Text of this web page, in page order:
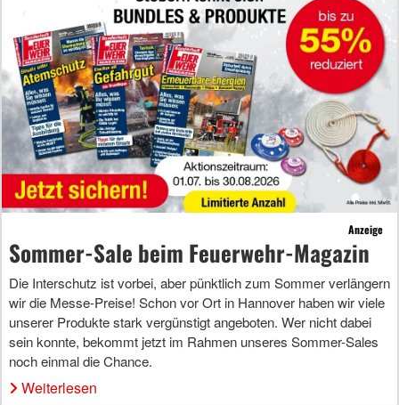
Anzeige
Sommer-Sale beim Feuerwehr-Magazin
Die Interschutz ist vorbei, aber pünktlich zum Sommer verlängern
wir die Messe-Preise! Schon vor Ort in Hannover haben wir viele
unserer Produkte stark vergünstigt angeboten. Wer nicht dabei
sein konnte, bekommt jetzt im Rahmen unseres Sommer-Sales
noch einmal die Chance.
Weiterlesen